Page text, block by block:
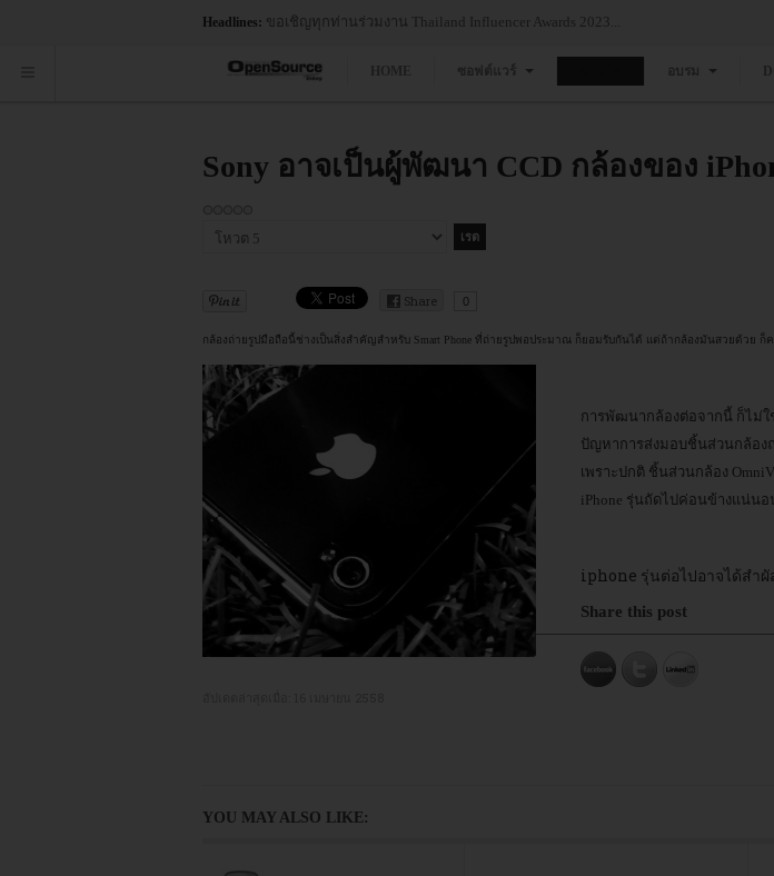
Headlines: ขอเชิญทุกท่านร่วมงาน Thailand Influencer Awards 2023...
HOME ซอฟต์แวร์ อบรม
Sony อาจเป็นผู้พัฒนา CCD กล้องของ
กรุณา
Share
0
กล้องถ่ายรูปมือถือนี้ช่างเป็นสิ่งสำคัญสำหรับ Smart Phone ที่ถ่ายรูปพอประมาณ ก็ยอมรับกันได้ แต่ถ้ากล้องมันสวยด้วย
การพัฒนากล้องต่อจากนี้ ก็ไม่ใ
ปัญหาการส่งมอบชิ้นส่วนกล้อง
เพราะปกติ ชิ้นส่วนกล้อง
iPhone รุ่นถัดไปค่อนข้างแน่นอ
iphone รุ่นต่อไปอาจได้สำผั
Share this post
YOU MAY ALSO LIKE: